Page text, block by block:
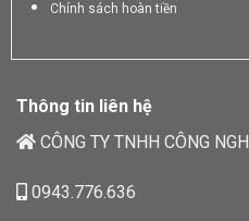
Chính sách hoàn tiền
Thông tin liên hệ
CÔNG TY TNHH CÔNG
0943.776.636